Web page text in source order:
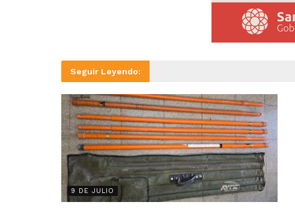
Seguir Leyendo:
9 DE JULIO